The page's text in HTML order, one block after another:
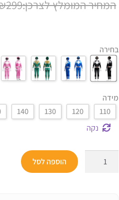
עלדירוגים של
299
בחירה
מידה
110
120
130
140
נקה
הוספה לסל